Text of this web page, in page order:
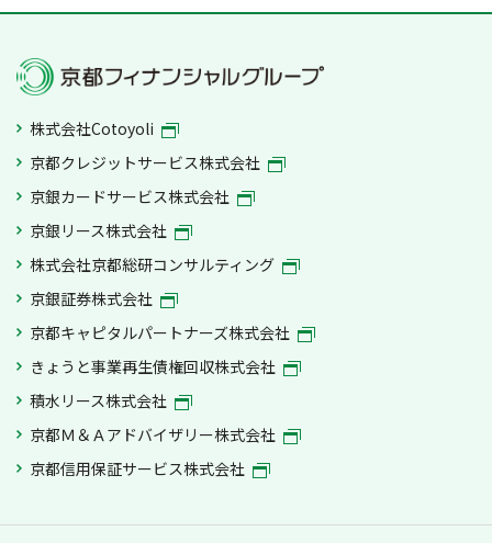
株式会社Cotoyoli
京都クレジットサービス株式会社
京銀カードサービス株式会社
京銀リース株式会社
株式会社京都総研コンサルティング
京銀証券株式会社
京都キャピタルパートナーズ株式会社
きょうと事業再生債権回収株式会社
積水リース株式会社
京都Ｍ＆Ａアドバイザリー株式会社
京都信用保証サービス株式会社